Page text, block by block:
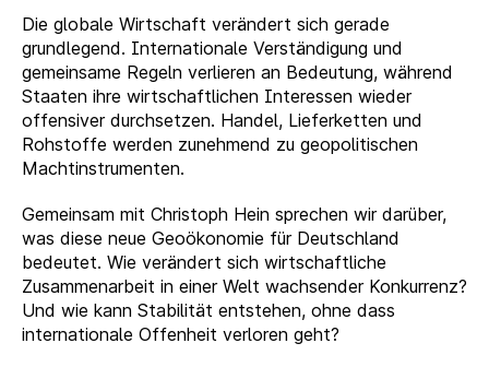
Die globale Wirtschaft verändert sich gerade
grundlegend. Internationale Verständigung und
gemeinsame Regeln verlieren an Bedeutung, während
Staaten ihre wirtschaftlichen Interessen wieder
offensiver durchsetzen. Handel, Lieferketten und
Rohstoffe werden zunehmend zu geopolitischen
Machtinstrumenten.
Gemeinsam mit Christoph Hein sprechen wir darüber,
was diese neue Geoökonomie für Deutschland
bedeutet. Wie verändert sich wirtschaftliche
Zusammenarbeit in einer Welt wachsender Konkurrenz?
Und wie kann Stabilität entstehen, ohne dass
internationale Offenheit verloren geht?